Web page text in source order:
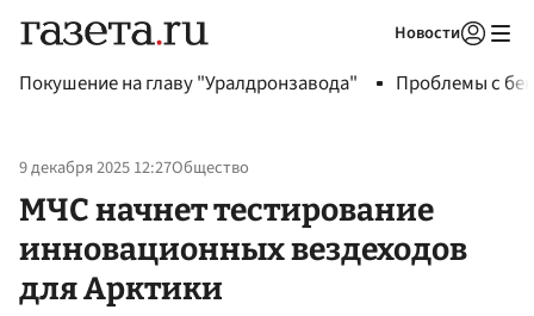
Новости
Покушение на главу "Уралдронзавода" Проблемы с
9 декабря 2025 12:27Общество
МЧС начнет тестирование
инновационных вездеходов
для Арктики